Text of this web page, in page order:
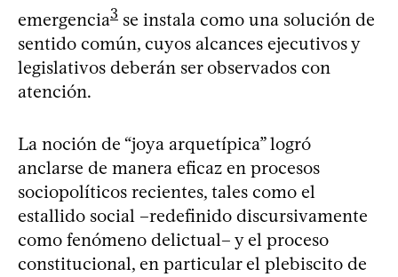
emergencia3 se instala como una solución de
sentido común, cuyos alcances ejecutivos y
legislativos deberán ser observados con
atención.
La noción de “joya arquetípica” logró
anclarse de manera eficaz en procesos
sociopolíticos recientes, tales como el
estallido social –redefinido discursivamente
como fenómeno delictual– y el proceso
constitucional, en particular el plebiscito de